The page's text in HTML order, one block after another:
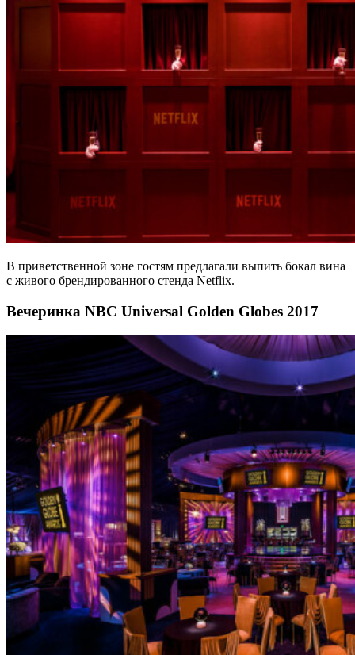
В приветственной зоне гостям предлагали выпить бокал вина
с живого брендированного стенда Netflix.
Вечеринка NBC Universal Golden Globes 2017